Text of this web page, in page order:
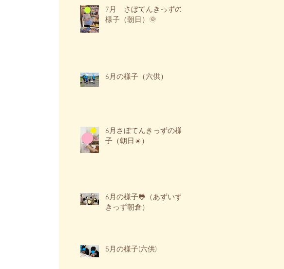
7月 さぼてんきっずの
様子（朝日）🌞
6月の様子（六供）
6月さぼてんきっずの様
子（朝日☀️）
6月の様子🐸（あずいず
きっず朝倉）
5月の様子(六供)